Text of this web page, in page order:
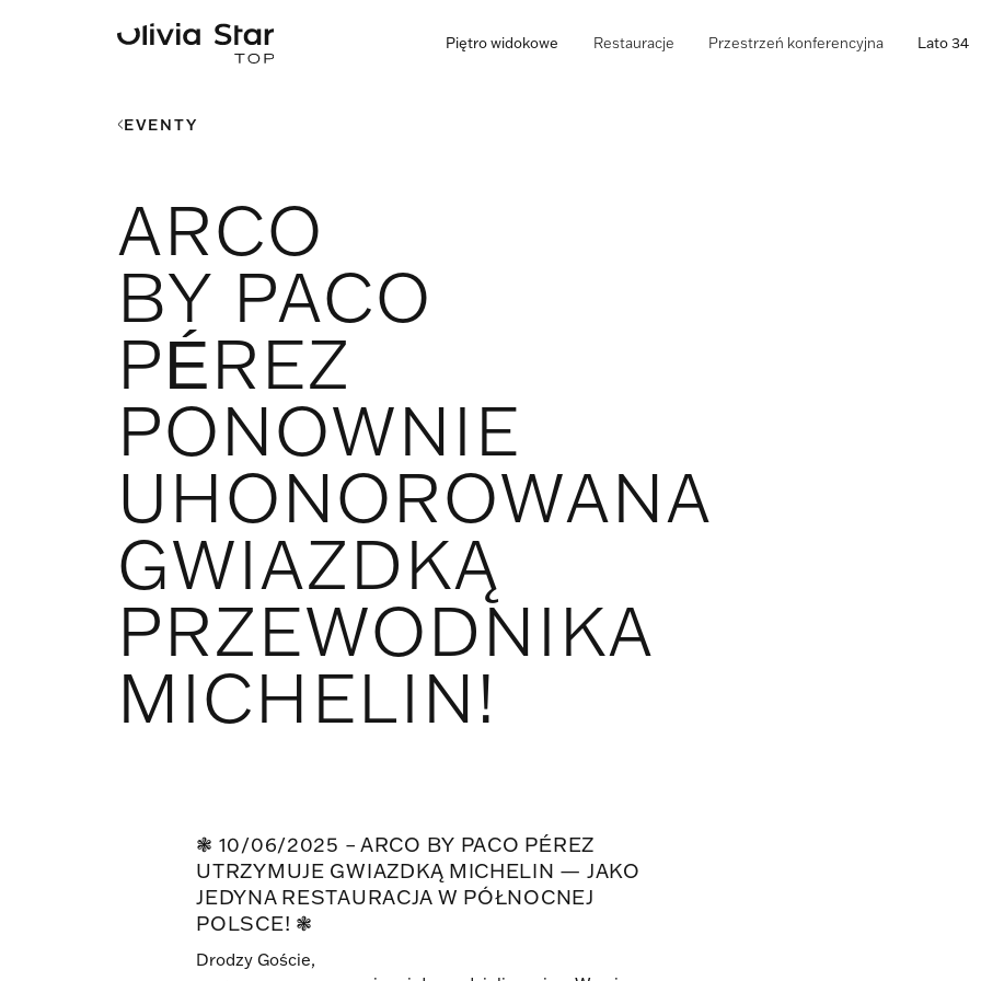
Piętro widokowe Restauracje Przestrzeń konferencyjna Lato 34
EVENTY
ARCO
BY PACO
PÉREZ
PONOWNIE
UHONOROWANA
GWIAZDKĄ
PRZEWODNIKA
MICHELIN!
❃ 10/06/2025 – ARCO BY PACO PÉREZ
UTRZYMUJE GWIAZDKĄ MICHELIN — JAKO
JEDYNA RESTAURACJA W PÓŁNOCNEJ
POLSCE! ❃
Drodzy Goście,